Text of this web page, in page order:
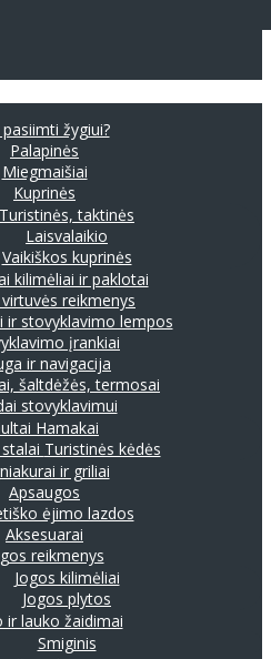
pasiimti žygiui?
Palapinės
Miegmaišiai
Kuprinės
Turistinės, taktinės
Laisvalaikio
Vaikiškos kuprinės
kilimėliai ir paklotai
reikmenys
ir stovyklavimo lempos
įrankiai
ir navigacija
šaltdėžės, termosai
stovyklavimui
Hamakai
Turistinės kėdės
ir griliai
Apsaugos
ėjimo lazdos
Aksesuarai
reikmenys
Jogos kilimėliai
Jogos plytos
ir lauko žaidimai
Smiginis